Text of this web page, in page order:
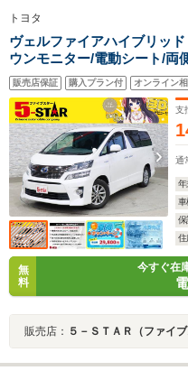
トヨタ
ヴェルファイアハイブリッ
ウンモニター/電動シート/両
コントロール/クリアランス
ア/パノラミックビューモニ
トライト
販売店保証 購入プラン付 オンライン相
支
通
年
車
保
住
無
料
今すぐ在
販売店： ５－ＳＴＡＲ（ファイ